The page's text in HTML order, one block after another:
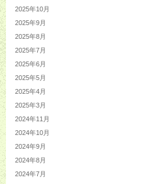
2025年10月
2025年9月
2025年8月
2025年7月
2025年6月
2025年5月
2025年4月
2025年3月
2024年11月
2024年10月
2024年9月
2024年8月
2024年7月